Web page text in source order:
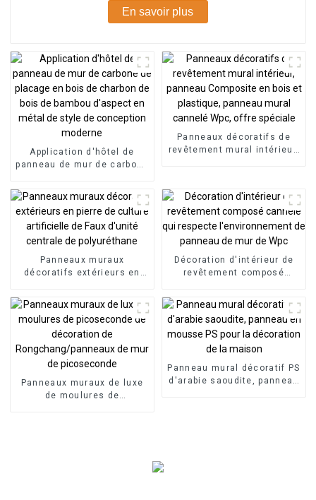
En savoir plus
Application d'hôtel de
panneau de mur de carbone
charbon de bois de bambou
d'aspect en métal de style
de conception moderne
Panneaux décoratifs de
revêtement mural intérieur,
spéciale
Panneaux muraux
décoratifs extérieurs en
de Faux d'unité centrale de
polyuréthane
Décoration d'intérieur de
revêtement composé
l'environnement de
panneau de mur de Wpc
Panneaux muraux de luxe
de moulures de
Panneau mural décoratif PS
d'arabie saoudite, panneau